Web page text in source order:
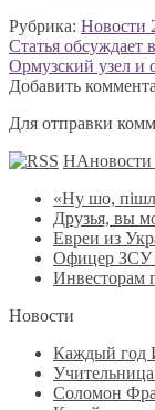
Рубрика: Новости
Навигация
по
Предыдущая
запись:
Статья обсуждает
Следующая
запись:
Ормузский узел и
Добавить
Для отправки
НАновости
«Ну шо,
Друзья, вы
Евреи из
Офицер ЗСУ
Инвесторам
Новости
Каждый год
Соломон